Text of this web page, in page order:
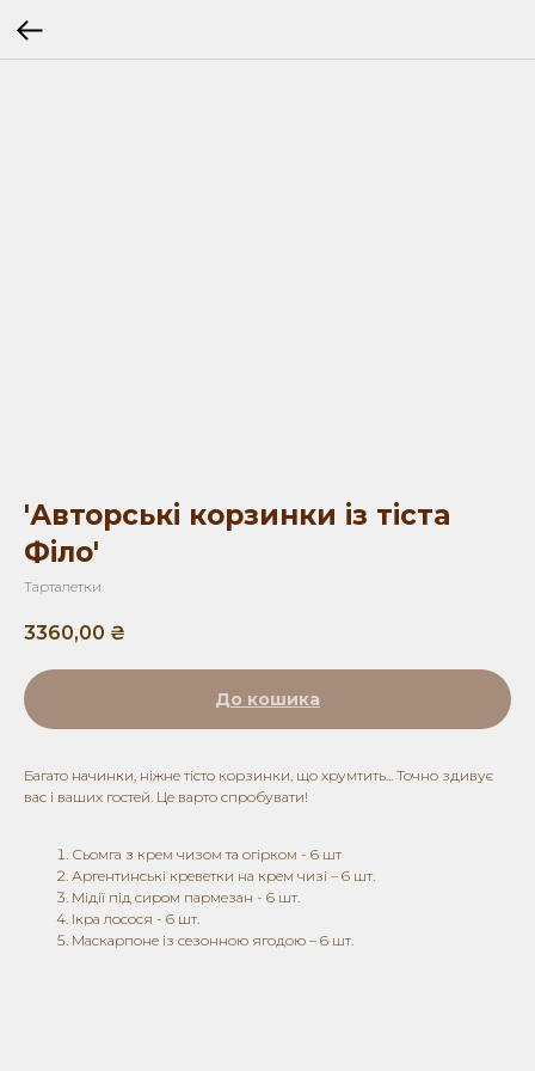
'Авторські корзинки із тіста
Філо'
Тарталетки
3360,00 ₴
До кошика
Багато начинки, ніжне тісто корзинки, що хрумтить... Точно здивує
вас і ваших гостей. Це варто спробувати!
Сьомга з крем чизом та огірком - 6 шт
Аргентинські креветки на крем чизі – 6 шт.
Мідії під сиром пармезан - 6 шт.
Ікра лосося - 6 шт.
Маскарпоне із сезонною ягодою – 6 шт.